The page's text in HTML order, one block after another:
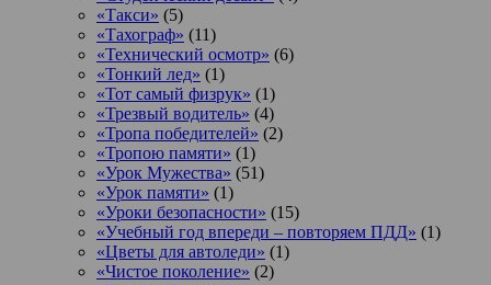
«Такси» (5)
«Тахограф» (11)
«Технический осмотр» (6)
«Тонкий лед» (1)
«Тот самый физрук» (1)
«Трезвый водитель» (4)
«Тропа победителей» (2)
«Тропою памяти» (1)
«Урок Мужества» (51)
«Урок памяти» (1)
«Уроки безопасности» (15)
«Учебный год впереди – повторяем ПДД» (1)
«Цветы для автоледи» (1)
«Чистое поколение» (2)